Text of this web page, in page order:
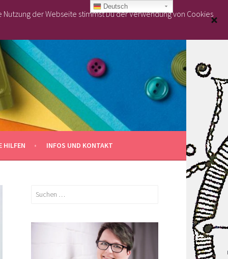
HILFEN INFOS UND KONTAKT
Suchen
Deutsch
der Webseite stimmst Du der Verwendung von Cookies